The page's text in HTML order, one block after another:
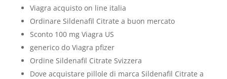
Viagra acquisto on line italia
Ordinare Sildenafil Citrate a buon mercato
Sconto 100 mg Viagra US
generico do Viagra pfizer
Ordine Sildenafil Citrate Svizzera
Dove acquistare pillole di marca Sildenafil Citrate a